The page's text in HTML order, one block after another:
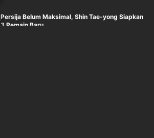
Persija Belum Maksimal, Shin Tae-yong Siapkan
3 Pemain Baru